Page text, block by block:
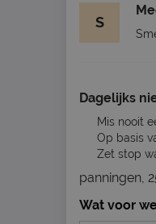
S
Dagelijks
Mis nooit
Op basis
Zet stop
panningen,
Wat voor